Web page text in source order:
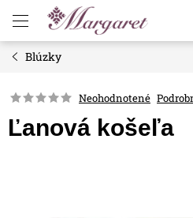
obsah
Blúzky
Neohodnotené
Ľanová košeľa